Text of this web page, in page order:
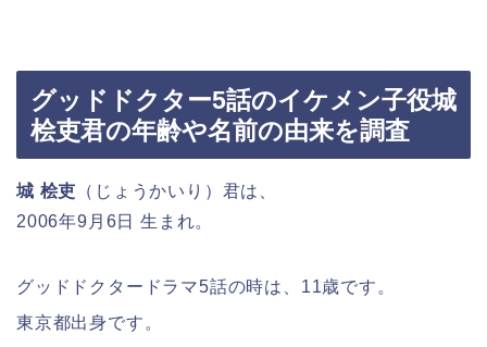
グッドドクター5話のイケメン子役城
桧吏君の年齢や名前の由来を調査
城 桧吏 （じょうかいり）君は、
2006年9月6日 生まれ。
グッドドクタードラマ5話の時は、11歳です。
東京都出身です。